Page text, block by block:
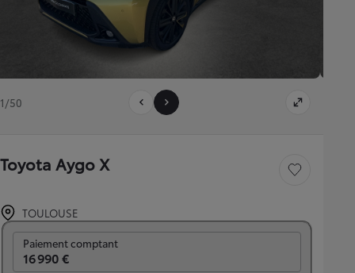
1/50
Toyota Aygo X Sauvegarder le
TOULOUSE
Paiement comptant
16 990 €